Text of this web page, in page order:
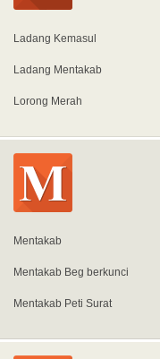
Ladang Kemasul
Ladang Mentakab
Lorong Merah
Mentakab
Mentakab Beg berkunci
Mentakab Peti Surat